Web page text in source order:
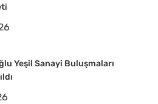
Yeşil Sanayi Buluşmaları